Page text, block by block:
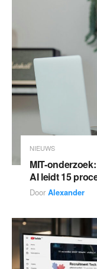
NIEUWS
MIT-
AI leidt 15
Door Alexander